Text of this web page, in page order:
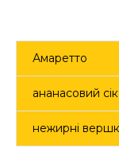
Амаретто
ананасовий сік
нежирні